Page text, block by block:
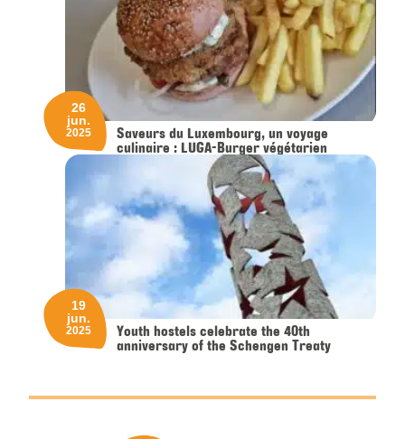
Saveurs du Luxembourg, un voyage
culinaire : LUGA-Burger végétarien
26
jun.
2025
Youth hostels celebrate the 40th
anniversary of the Schengen Treaty
19
jun.
2025